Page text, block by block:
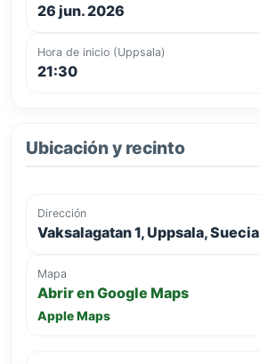
26 jun. 2026
Hora de inicio (Uppsala)
21:30
Ubicación y recinto
Dirección
Vaksalagatan 1, Uppsala, Suecia
Mapa
Abrir en Google Maps
Apple Maps